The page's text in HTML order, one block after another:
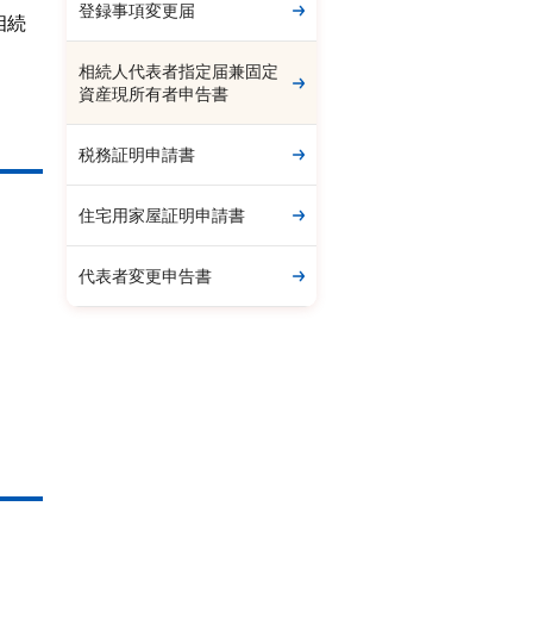
続
登録事項変更届
相続人代表者指定届兼固定
資産現所有者申告書
税務証明申請書
住宅用家屋証明申請書
代表者変更申告書